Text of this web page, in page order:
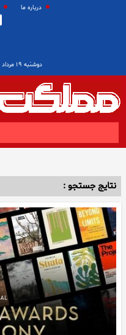
درباره ما
دوشنبه ۱۹ مرداد ۱۴۰۵
نتایج جستجو :